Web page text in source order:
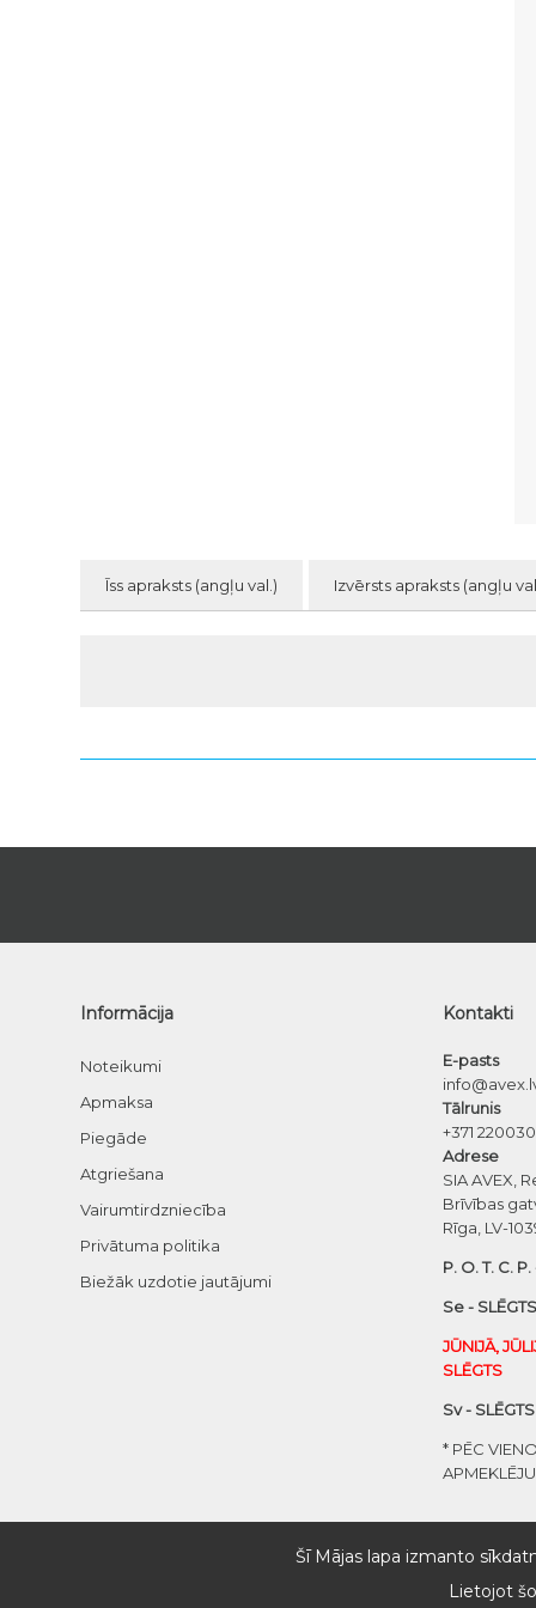
Īss apraksts (angļu val.) Izvērsts apraksts (angļu
Informācija
Noteikumi
Apmaksa
Piegāde
Atgriešana
Vairumtirdzniecība
Privātuma politika
Biežāk uzdotie jautājumi
Kontakti
E-pasts
Tālrunis
+371
Adrese
SIA AVEX,
Brīvības
Rīga, LV-
P. O. T. C.
Se -
JŪNIJĀ,
SLĒGTS
Sv - SLĒGTS
* PĒC
Šī Mājas lapa izmanto
Lietojot